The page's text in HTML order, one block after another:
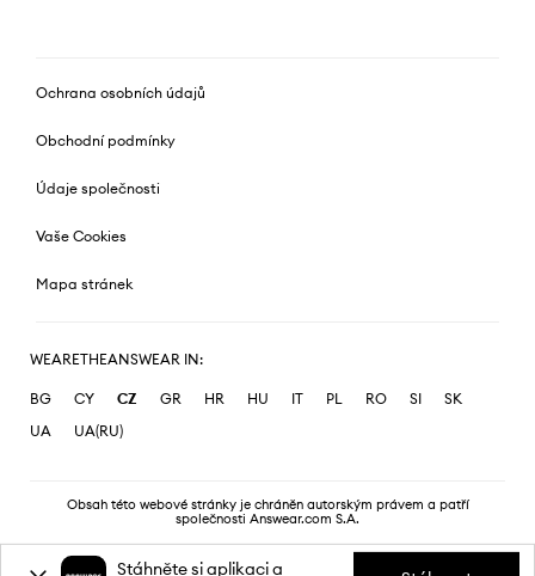
Ochrana osobních údajů
Obchodní podmínky
Údaje společnosti
Vaše Cookies
Mapa stránek
WEARETHEANSWEAR IN:
BG CY CZ GR HR HU IT PL RO SI
SK
UA
UA(RU)
Obsah této webové stránky je chráněn autorským právem a patří
společnosti Answear.com S.A.
Stáhněte si aplikaci a